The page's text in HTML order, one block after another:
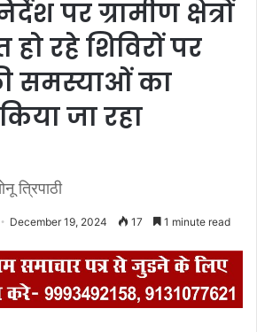
पर ग्रामीण क्षेत्रों
रहे शिविरों पर
समस्याओं का
जा रहा
त्रिपाठी
December 19, 2024 17 1 minute read